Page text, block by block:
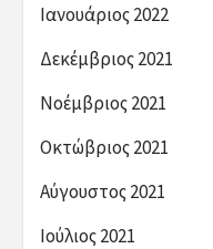
Ιανουάριος 2022
Δεκέμβριος 2021
Νοέμβριος 2021
Οκτώβριος 2021
Αύγουστος 2021
Ιούλιος 2021